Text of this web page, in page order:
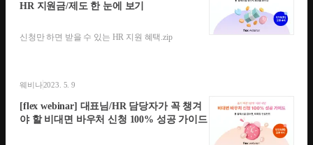
HR 지원금/제도 한 눈에 보기
신청만 하면 받을 수 있는 HR 지원 혜택.zip
웨비나2023. 5. 9
[flex webinar] 대표님/HR 담당자가 꼭 챙겨
야 할 비대면 바우처 신청 100% 성공 가이드